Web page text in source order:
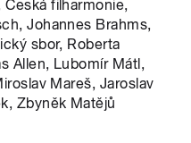
filharmonie,
Johannes Brahms,
sbor, Roberta
Allen, Lubomír Mátl,
Mareš, Jaroslav
Zbyněk Matějů